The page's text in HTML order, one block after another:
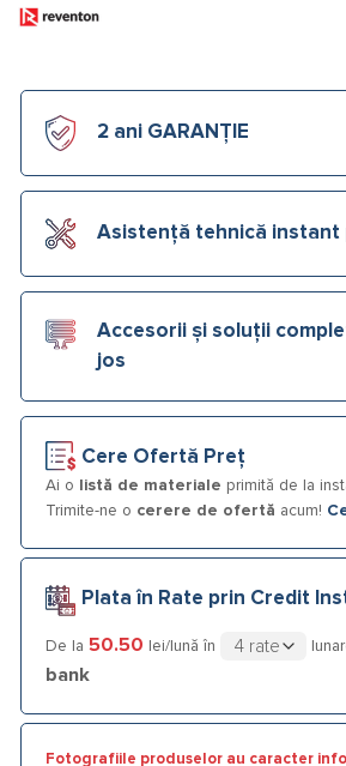
2 ani GARANȚIE
Asistență tehnică instant
Accesorii și soluții
jos
Cere Ofertă Preț
Ai o listă de materiale primită de la
Trimite-ne o cerere de ofertă acum!
Plata în Rate prin Credit
De la 50.50 lei/lună în
bank
Fotografiile produselor au caracter